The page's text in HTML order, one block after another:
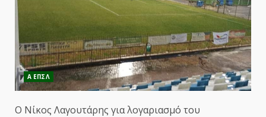
Α ΕΠΣΛ
Ο Νίκος Λαγουτάρης για λογαριασμό του